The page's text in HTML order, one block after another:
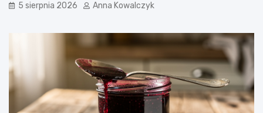
5 sierpnia 2026 Anna Kowalczyk